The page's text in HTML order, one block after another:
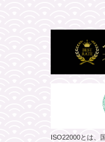
ISO22000とは、